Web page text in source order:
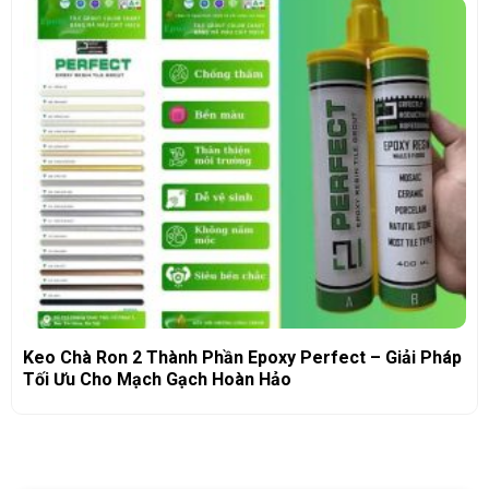
Keo Chà Ron 2 Thành Phần Epoxy Perfect – Giải Pháp
Tối Ưu Cho Mạch Gạch Hoàn Hảo